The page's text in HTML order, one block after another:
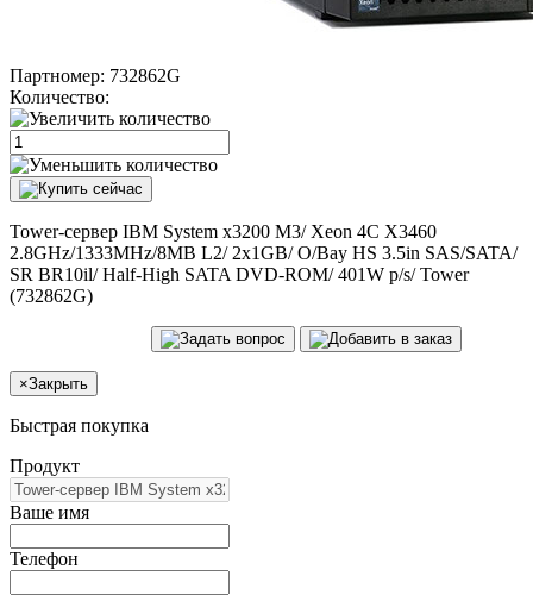
Партномер: 732862G
Количество:
Tower-сервер IBM System x3200 M3/ Xeon 4C X3460
2.8GHz/1333MHz/8MB L2/ 2x1GB/ O/Bay HS 3.5in SAS/SATA/
SR BR10il/ Half-High SATA DVD-ROM/ 401W p/s/ Tower
(732862G)
×Закрыть
Быстрая покупка
Продукт
Ваше имя
Телефон